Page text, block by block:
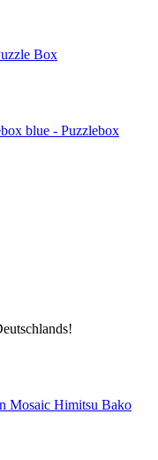
Box
blue - Puzzlebox
Himitsu Bako